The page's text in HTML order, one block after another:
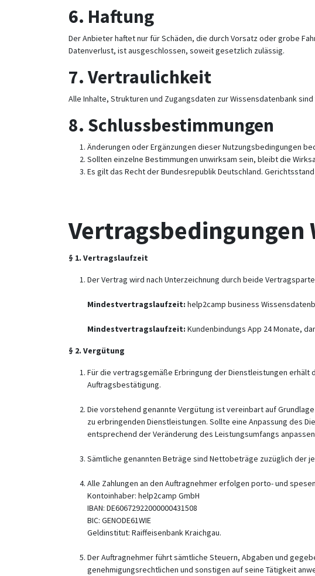
6. Haftung
Der Anbieter haftet nur für Schäden, die durch Vorsatz oder grobe
Datenverlust, ist ausgeschlossen, soweit gesetzlich zulässig.
7. Vertraulichkeit
Alle Inhalte, Strukturen und Zugangsdaten zur Wissensdatenbank
8. Schlussbestimmungen
Änderungen oder Ergänzungen dieser Nutzungsbedingungen
Sollten einzelne Bestimmungen unwirksam sein, bleibt die
Es gilt das Recht der Bundesrepublik Deutschland.
Vertragsbedingungen
§ 1. Vertragslaufzeit
Der Vertrag wird nach Unterzeichnung durch beide
Mindestvertragslaufzeit: help2camp business
Mindestvertragslaufzeit: Kundenbindungs App 24 Monate,
§ 2. Vergütung
Für die vertragsgemäße Erbringung der Dienstleistungen erhält
Auftragsbestätigung.
Die vorstehend genannte Vergütung ist vereinbart auf
zu erbringenden Dienstleistungen. Sollte eine Anpassung des
entsprechend der Veränderung des Leistungsumfangs
Sämtliche genannten Beträge sind Nettobeträge zuzüglich der
Alle Zahlungen an den Auftragnehmer erfolgen porto- und
Kontoinhaber: help2camp GmbH
IBAN: DE60672922000000431508
BIC: GENODE61WIE
Geldinstitut: Raiffeisenbank Kraichgau.
Der Auftragnehmer führt sämtliche Steuern, Abgaben und
genehmigungsrechtlichen und sonstigen auf seine Tätigkeit